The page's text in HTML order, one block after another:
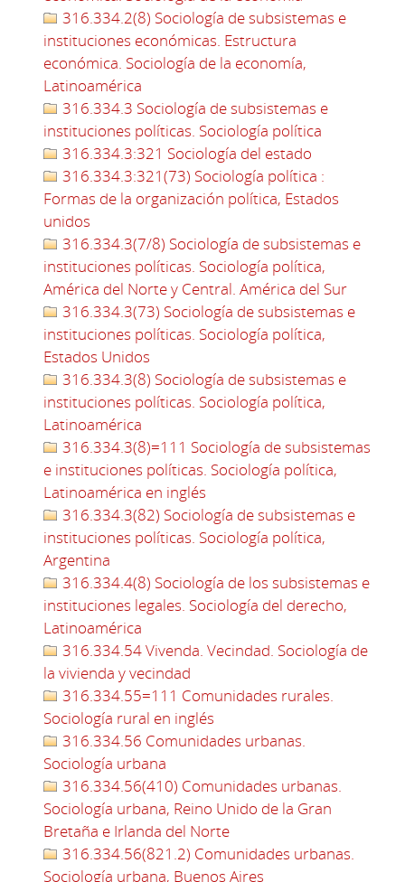
316.334.2(8) Sociología de subsistemas e
instituciones económicas. Estructura
económica. Sociología de la economía,
Latinoamérica
316.334.3 Sociología de subsistemas e
instituciones políticas. Sociología política
316.334.3:321 Sociología del estado
316.334.3:321(73) Sociología política :
Formas de la organización política, Estados
unidos
316.334.3(7/8) Sociología de subsistemas e
instituciones políticas. Sociología política,
América del Norte y Central. América del Sur
316.334.3(73) Sociología de subsistemas e
instituciones políticas. Sociología política,
Estados Unidos
316.334.3(8) Sociología de subsistemas e
instituciones políticas. Sociología política,
Latinoamérica
316.334.3(8)=111 Sociología de subsistemas
e instituciones políticas. Sociología política,
Latinoamérica en inglés
316.334.3(82) Sociología de subsistemas e
instituciones políticas. Sociología política,
Argentina
316.334.4(8) Sociología de los subsistemas e
instituciones legales. Sociología del derecho,
Latinoamérica
316.334.54 Vivenda. Vecindad. Sociología de
la vivienda y vecindad
316.334.55=111 Comunidades rurales.
Sociología rural en inglés
316.334.56 Comunidades urbanas.
Sociología urbana
316.334.56(410) Comunidades urbanas.
Sociología urbana, Reino Unido de la Gran
Bretaña e Irlanda del Norte
316.334.56(821.2) Comunidades urbanas.
Sociología urbana, Buenos Aires